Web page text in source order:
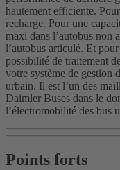
hautement efficiente.
recharge. Pour une
maxi dans l’autobus non
l’autobus articulé. Et
possibilité de traitement
votre système de gestion
urbain. Il est l’un des
Daimler Buses dans le
l’électromobilité des bus
Points forts